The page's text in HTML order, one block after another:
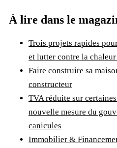
À lire dans le
Trois projets rapides
et lutter contre la
Faire construire sa
constructeur
TVA réduite sur
nouvelle mesure du
canicules
Immobilier &